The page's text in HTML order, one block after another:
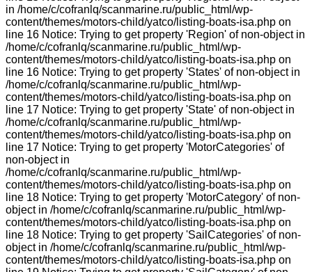
in /home/c/cofranlq/scanmarine.ru/public_html/wp-
content/themes/motors-child/yatco/listing-boats-isa.php on
line 16 Notice: Trying to get property 'Region' of non-object in
/home/c/cofranlq/scanmarine.ru/public_html/wp-
content/themes/motors-child/yatco/listing-boats-isa.php on
line 16 Notice: Trying to get property 'States' of non-object in
/home/c/cofranlq/scanmarine.ru/public_html/wp-
content/themes/motors-child/yatco/listing-boats-isa.php on
line 17 Notice: Trying to get property 'State' of non-object in
/home/c/cofranlq/scanmarine.ru/public_html/wp-
content/themes/motors-child/yatco/listing-boats-isa.php on
line 17 Notice: Trying to get property 'MotorCategories' of
non-object in
/home/c/cofranlq/scanmarine.ru/public_html/wp-
content/themes/motors-child/yatco/listing-boats-isa.php on
line 18 Notice: Trying to get property 'MotorCategory' of non-
object in /home/c/cofranlq/scanmarine.ru/public_html/wp-
content/themes/motors-child/yatco/listing-boats-isa.php on
line 18 Notice: Trying to get property 'SailCategories' of non-
object in /home/c/cofranlq/scanmarine.ru/public_html/wp-
content/themes/motors-child/yatco/listing-boats-isa.php on